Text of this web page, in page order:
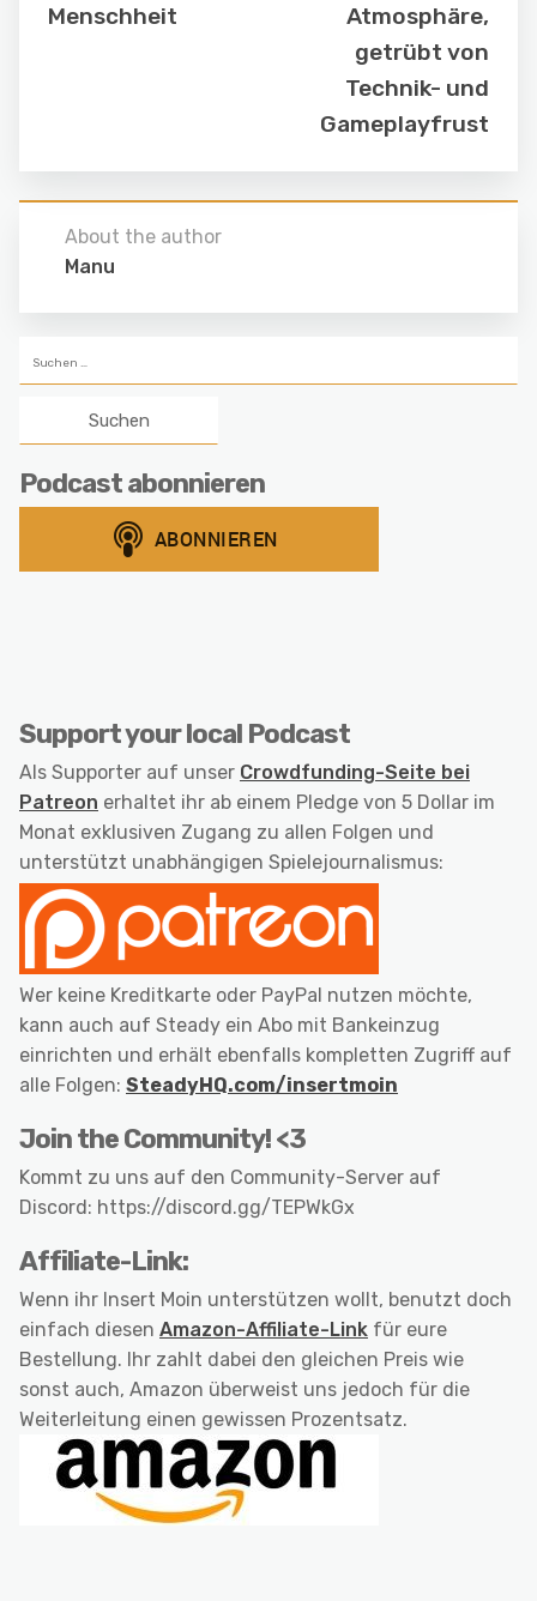
Menschheit
Atmosphäre,
getrübt von
Technik- und
Gameplayfrust
About the author
Manu
nach:
Podcast abonnieren
Support your local Podcast
Als Supporter auf unser Crowdfunding-Seite bei
Patreon erhaltet ihr ab einem Pledge von 5 Dollar im
Monat exklusiven Zugang zu allen Folgen und
unterstützt unabhängigen Spielejournalismus:
Wer keine Kreditkarte oder PayPal nutzen möchte,
kann auch auf Steady ein Abo mit Bankeinzug
einrichten und erhält ebenfalls kompletten Zugriff auf
alle Folgen: SteadyHQ.com/insertmoin
Join the Community! <3
Kommt zu uns auf den Community-Server auf
Discord: https://discord.gg/TEPWkGx
Affiliate-Link:
Wenn ihr Insert Moin unterstützen wollt, benutzt doch
einfach diesen Amazon-Affiliate-Link für eure
Bestellung. Ihr zahlt dabei den gleichen Preis wie
sonst auch, Amazon überweist uns jedoch für die
Weiterleitung einen gewissen Prozentsatz.